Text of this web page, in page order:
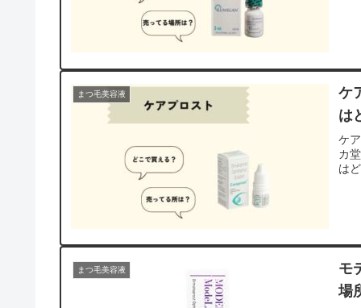
まつ毛美容液
ケ
は
ケ
カ
は
まつ毛美容液
モ
場